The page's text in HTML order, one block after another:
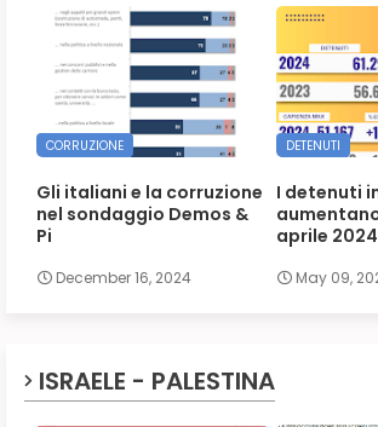
CORRUZIONE
Gli italiani e la corruzione
nel sondaggio Demos &
Pi
December 16, 2024
DETENUTI
I detenuti
aprile 2024
May 09,
ISRAELE - PALESTINA